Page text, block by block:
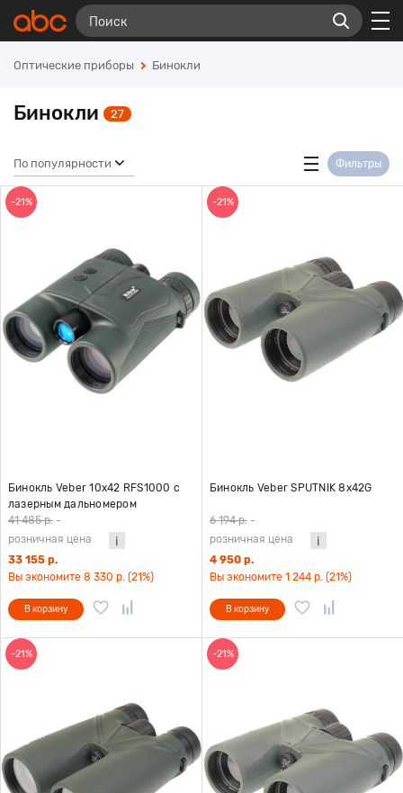
Оптические приборы Бинокли
Бинокли 27
По популярности Фильтры
-21%
Бинокль Veber 10x42 RFS1000 с
лазерным дальномером
41 485 р. -
розничная цена
33 155 р.
Вы экономите 8 330 р. (21%)
В корзину
-21%
Бинокль Veber SPUTNIK 8х42G
6 194 р. -
розничная цена
4 950 р.
Вы экономите 1 244 р. (21%)
В корзину
-21% -21%